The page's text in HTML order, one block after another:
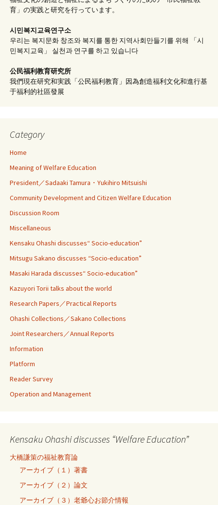
育」の実践と研究を行っています。
시민복지교육연구소
우리는 복지문화 창조와 복지를 통한 지역사회만들기를 위해 「시
민복지교육」 실천과 연구를 하고 있습니다
公民福利教育研究所
我們現在研究和実践「公民福利教育」因為創造福利文化和進行基
于福利的社區發展
Category
Home
Meaning of Welfare Education
President／Sadaaki Tamura・Yukihiro Mitsuishi
Community Development and Citizen Welfare Education
Discussion Room
Miscellaneous
Kensaku Ohashi discusses“ Socio-education”
Mitsugu Sakano discusses “Socio-education”
Masaki Harada discusses“ Socio-education”
Kazuyori Torii talks about the world
Research Papers／Practical Reports
Ohashi Collections／Sakano Collections
Joint Researchers／Annual Reports
Information
Platform
Reader Survey
Operation and Management
Kensaku Ohashi discusses “Welfare Education”
大橋謙策の福祉教育論
アーカイブ（１）著書
アーカイブ（２）論文
アーカイブ（３）老爺心お節介情報